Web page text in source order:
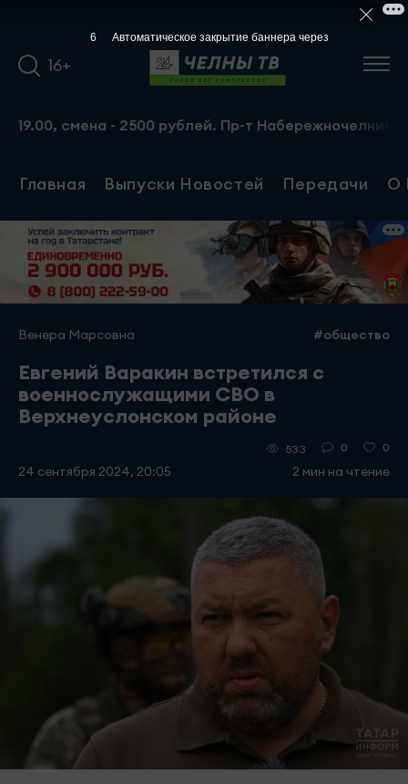
16+
- 2500 рублей. Пр-т Набережночелнинский, 13а.
Главная Выпуски Новостей Передачи О
Венера Марсовна #общество
Евгений Варакин встретился с
военнослужащими СВО в
Верхнеуслонском районе
24 сентября 2024, 20:05
533 0 0
2 мин на чтение
5 Автоматическое закрытие баннера через